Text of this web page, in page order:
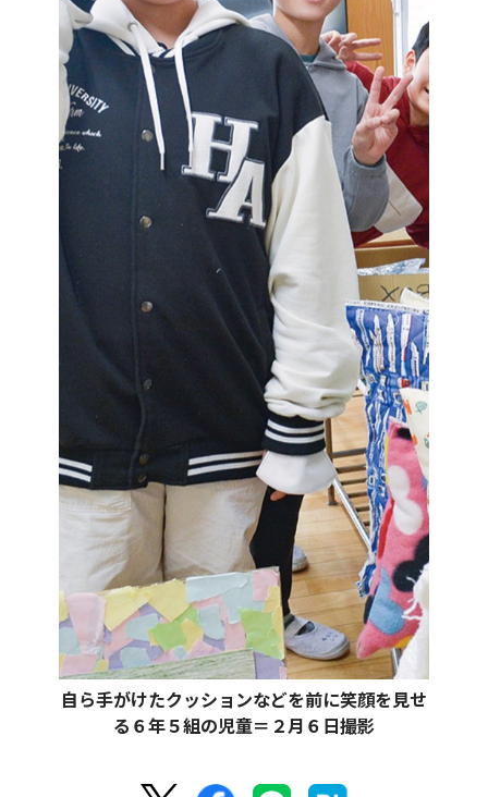
自ら手がけたクッションなどを前に笑顔を見せ
る６年５組の児童＝２月６日撮影